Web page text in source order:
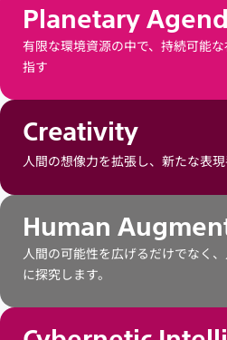
Planetary
有限な環境資源の中で、持続可能
指す
Creativity
人間の想像力を拡張し、新たな表
Human
人間の可能性を広げるだけでなく
に探究します。